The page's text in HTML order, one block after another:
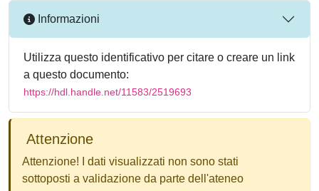
Informazioni
Utilizza questo identificativo per citare o creare un link
a questo documento:
https://hdl.handle.net/11583/2519693
Attenzione
Attenzione! I dati visualizzati non sono stati
sottoposti a validazione da parte dell'ateneo